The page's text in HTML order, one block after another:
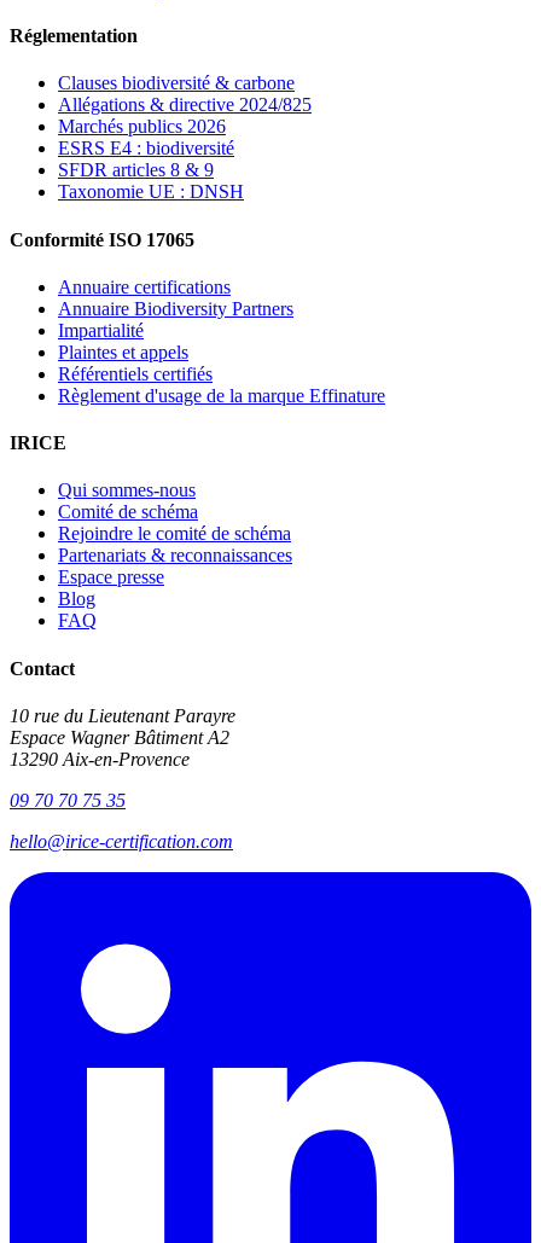
Réglementation
Clauses biodiversité & carbone
Allégations & directive 2024/825
Marchés publics 2026
ESRS E4 : biodiversité
SFDR articles 8 & 9
Taxonomie UE : DNSH
Conformité ISO 17065
Annuaire certifications
Annuaire Biodiversity Partners
Impartialité
Plaintes et appels
Référentiels certifiés
Règlement d'usage de la marque Effinature
IRICE
Qui sommes-nous
Comité de schéma
Rejoindre le comité de schéma
Partenariats & reconnaissances
Espace presse
Blog
FAQ
Contact
10 rue du Lieutenant Parayre
Espace Wagner Bâtiment A2
13290 Aix-en-Provence
09 70 70 75 35
hello@irice-certification.com